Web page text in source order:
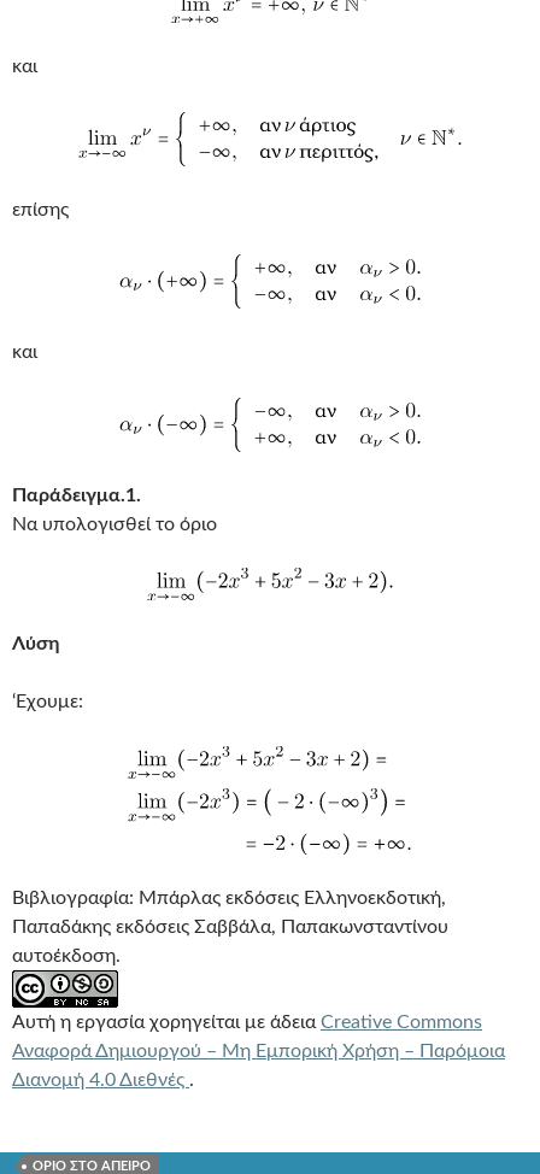
και
επίσης
και
Παράδειγμα.1.
Να υπολογισθεί το όριο
Λύση
‘Εχουμε:
Βιβλιογραφία: Μπάρλας εκδόσεις Ελληνοεκδοτική,
Παπαδάκης εκδόσεις Σαββάλα, Παπακωνσταντίνου
αυτοέκδοση.
Αυτή η εργασία χορηγείται με άδεια Creative Commons
Αναφορά Δημιουργού – Μη Εμπορική Χρήση – Παρόμοια
Διανομή 4.0 Διεθνές .
ΟΡΙΟ ΣΤΟ ΑΠΕΙΡΟ